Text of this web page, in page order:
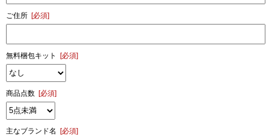
ご住所 [必須]
無料梱包キット [必須]
商品点数 [必須]
主なブランド名 [必須]